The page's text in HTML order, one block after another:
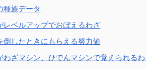
種族データ
レベルアップでおぼえるわざ
倒したときにもらえる努力値
わざマシン、ひでんマシンで覚えられる